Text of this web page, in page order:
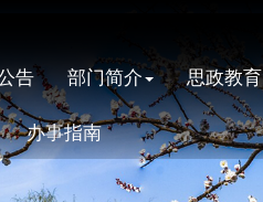
告 部门简介 思政教育
办事指南